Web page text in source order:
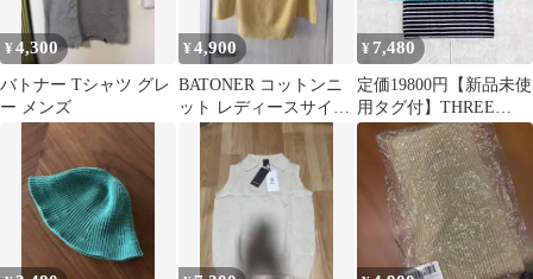
¥4,300
バトナー Tシャツ グレ
ー メンズ
¥4,900
BATONER コットンニ
ット レディースサイズ
¥ 7,480
定価19800円【新品未使
用タグ付】THREE
BLIND MICE 半袖ニッ